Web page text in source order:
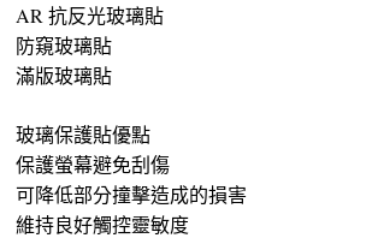
AR 抗反光玻璃貼
防窺玻璃貼
滿版玻璃貼
玻璃保護貼優點
保護螢幕避免刮傷
可降低部分撞擊造成的損害
維持良好觸控靈敏度